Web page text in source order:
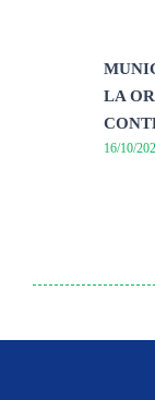
LA
16/10/